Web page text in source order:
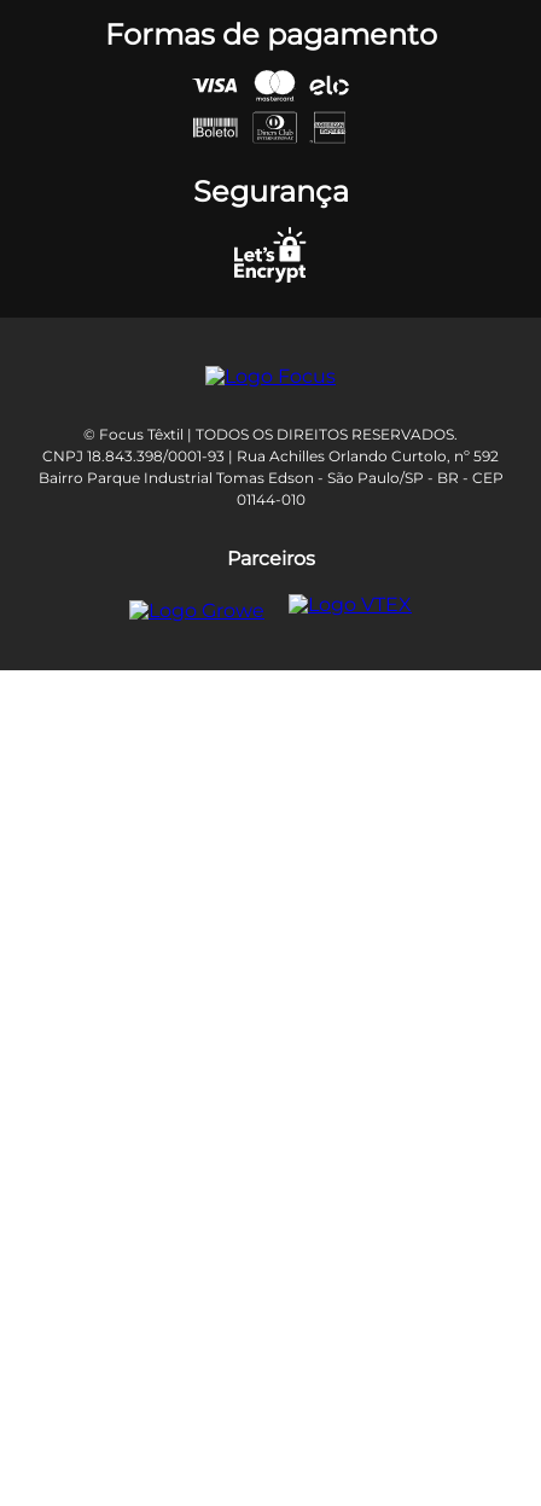
Formas de pagamento
Segurança
© Focus Têxtil | TODOS OS DIREITOS RESERVADOS.
CNPJ 18.843.398/0001-93 | Rua Achilles Orlando Curtolo, nº 592
Bairro Parque Industrial Tomas Edson - São Paulo/SP - BR - CEP
01144-010
Parceiros